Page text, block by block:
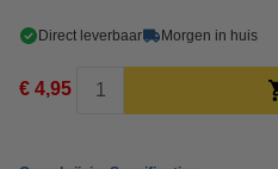
Direct leverbaar Morgen in huis
€ 4,95